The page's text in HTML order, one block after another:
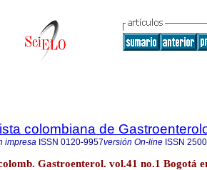
colombiana de
impresa ISSN 0120-9957versión On-line ISSN
Gastroenterol. vol.41 no.1 Bogotá